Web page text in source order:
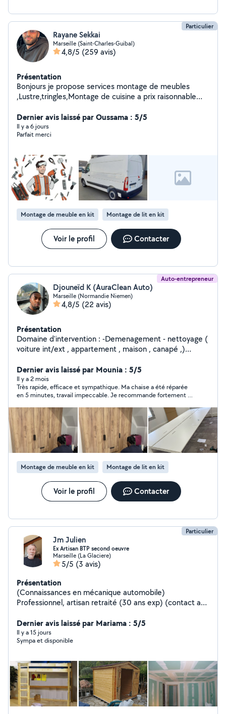
Particulier
Rayane Sekkai
Marseille (Saint-Charles-Guibal)
4,8/5 (259 avis)
Présentation
Bonjours je propose services montage de meubles
,Lustre,tringles,Montage de cuisine a prix raisonnable
Dernier avis laissé par Oussama : 5/5
Il y a 6 jours
Parfait merci
Montage de meuble en kit Montage de lit en kit
Voir le profil Contacter
Auto-entrepreneur
Djouneïd K (AuraClean Auto)
Marseille (Normandie Niemen)
4,8/5 (22 avis)
Présentation
Domaine d'intervention : -Demenagement - nettoyage (
voiture int/ext , appartement , maison , canapé ,)
l'adaptabilité sont ce qui me caractérise le plus .
Matériel à disposition : / voiture -perceuse/visseuse ,
tournevis / marteau / - pince . Clé à pan/clé à laine /
pince coupante / clé à molette / clé plate, - Injecteur
extracteur/machine à vapeur /aspirateur Je suis
étudiant en grande école de commerce . Je travaille
assez régulièrement en entreprise ( durant les vacances
scolaire ) notamment dans un magasin de bricolage (
Weldom ) filiale de LeRoyMerlin . Discret et toujours
souriant ! Je serai accomplir les missions qu'on pourra
m'assigner .
Dernier avis laissé par Mounia : 5/5
Il y a 2 mois
Très rapide, efficace et sympathique. Ma chaise a été réparée
en 5 minutes, travail impeccable. Je recommande fortement !
Montage de meuble en kit Montage de lit en kit
Voir le profil Contacter
Particulier
Jm Julien
Ex Artisan BTP second oeuvre
Marseille (La Glaciere)
5/5 (3 avis)
Présentation
(Connaissances en mécanique automobile)
Professionnel, artisan retraité (30 ans exp) (contact au
tous types et cloisons aluminium dans le neuf et la
rénovation (pose interrupteurs, prises électriques,
plinthes et tout ce qui concerne l'aménagement
montage de meubles en kits et portes coulissantes de
placards et dressings, rénovation.
Dernier avis laissé par Mariama : 5/5
Il y a 15 jours
Sympa et disponible